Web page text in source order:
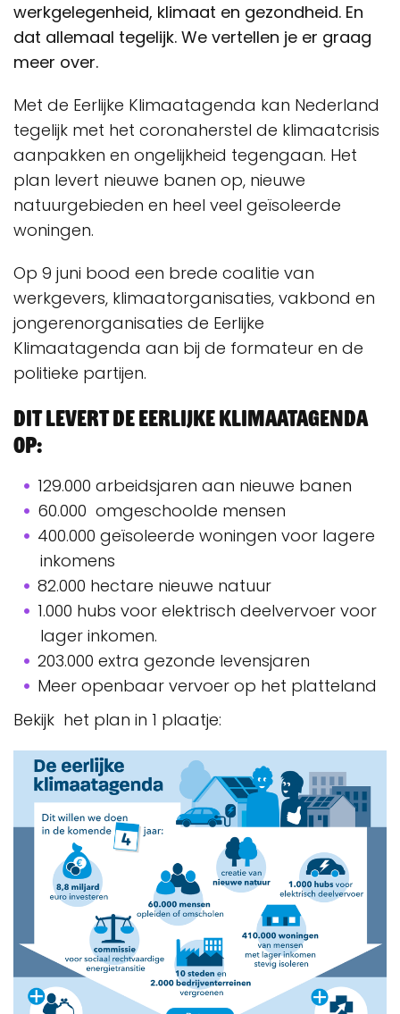
werkgelegenheid, klimaat en gezondheid. En
dat allemaal tegelijk. We vertellen je er graag
meer over.
Met de Eerlijke Klimaatagenda kan Nederland
tegelijk met het coronaherstel de klimaatcrisis
aanpakken en ongelijkheid tegengaan. Het
plan levert nieuwe banen op, nieuwe
natuurgebieden en heel veel geïsoleerde
woningen.
Op 9 juni bood een brede coalitie van
werkgevers, klimaatorganisaties, vakbond en
jongerenorganisaties de Eerlijke
Klimaatagenda aan bij de formateur en de
politieke partijen.
Dit levert de Eerlijke Klimaatagenda
op:
129.000 arbeidsjaren aan nieuwe banen
60.000 omgeschoolde mensen
400.000 geïsoleerde woningen voor lagere
inkomens
82.000 hectare nieuwe natuur
1.000 hubs voor elektrisch deelvervoer voor
lager inkomen.
203.000 extra gezonde levensjaren
Meer openbaar vervoer op het platteland
Bekijk het plan in 1 plaatje: